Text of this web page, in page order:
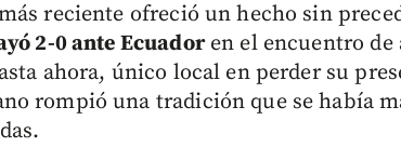
reciente ofreció un hecho sin
2-0 ante Ecuadoren el encuentro de
ahora, único local en perder su
rompió una tradición que se había